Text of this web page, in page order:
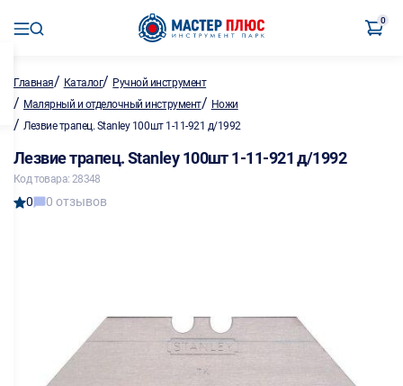
0
Главная/ Каталог/ Ручной инструмент
/ Малярный и отделочный инструмент/ Ножи
/ Лезвие трапец. Stanley 100шт 1-11-921 д/1992
Лезвие трапец. Stanley 100шт 1-11-921 д/1992
Код товара: 28348
0 0 отзывов